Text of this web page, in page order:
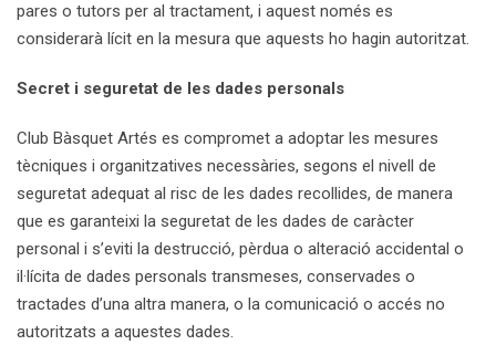
pares o tutors per al tractament, i aquest només es
considerarà lícit en la mesura que aquests ho hagin autoritzat.
Secret i seguretat de les dades personals
Club Bàsquet Artés es compromet a adoptar les mesures
tècniques i organitzatives necessàries, segons el nivell de
seguretat adequat al risc de les dades recollides, de manera
que es garanteixi la seguretat de les dades de caràcter
personal i s’eviti la destrucció, pèrdua o alteració accidental o
il·lícita de dades personals transmeses, conservades o
tractades d’una altra manera, o la comunicació o accés no
autoritzats a aquestes dades.